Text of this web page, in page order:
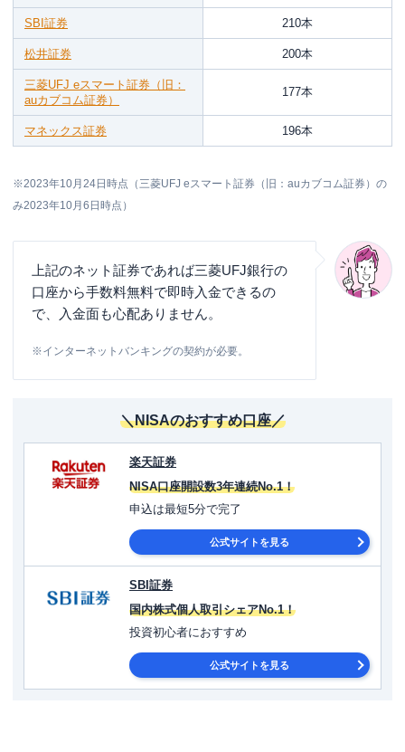
SBI証券 210本
松井証券 200本
三菱UFJ eスマート証券（旧：
auカブコム証券）
177本
マネックス証券 196本
※2023年10月24日時点（三菱UFJ eスマート証券（旧：auカブコム証券）の
み2023年10月6日時点）
上記のネット証券であれば三菱UFJ銀行の
口座から手数料無料で即時入金できるの
で、入金面も心配ありません。
※インターネットバンキングの契約が必要。
＼NISAのおすすめ口座／
楽天証券
NISA口座開設数3年連続No.1！
申込は最短5分で完了
公式サイトを見る
SBI証券
国内株式個人取引シェアNo.1！
投資初心者におすすめ
公式サイトを見る